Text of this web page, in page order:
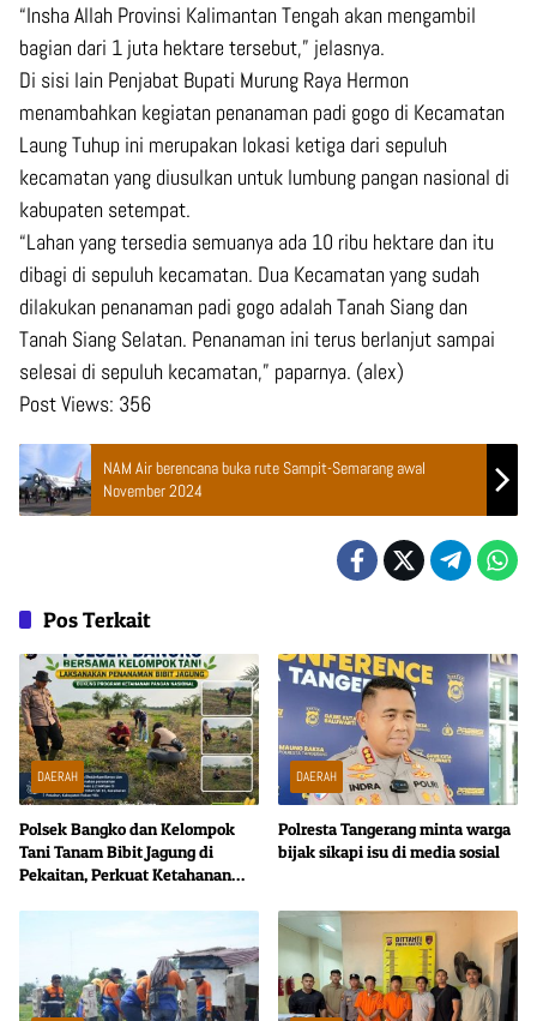
“Insha Allah Provinsi Kalimantan Tengah akan mengambil
bagian dari 1 juta hektare tersebut,” jelasnya.
Di sisi lain Penjabat Bupati Murung Raya Hermon
menambahkan kegiatan penanaman padi gogo di Kecamatan
Laung Tuhup ini merupakan lokasi ketiga dari sepuluh
kecamatan yang diusulkan untuk lumbung pangan nasional di
kabupaten setempat.
“Lahan yang tersedia semuanya ada 10 ribu hektare dan itu
dibagi di sepuluh kecamatan. Dua Kecamatan yang sudah
dilakukan penanaman padi gogo adalah Tanah Siang dan
Tanah Siang Selatan. Penanaman ini terus berlanjut sampai
selesai di sepuluh kecamatan,” paparnya. (alex)
Post Views: 356
NAM Air berencana buka rute Sampit-Semarang awal
November 2024
Pos Terkait
DAERAH
Polsek Bangko dan Kelompok
Tani Tanam Bibit Jagung di
Pekaitan, Perkuat Ketahanan
DAERAH
Polresta Tangerang minta warga
bijak sikapi isu di media sosial